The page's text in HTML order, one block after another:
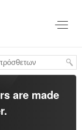
are made
.